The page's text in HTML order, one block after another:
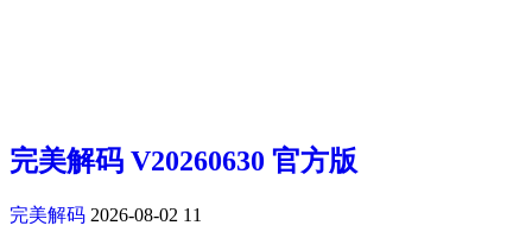
完美解码 V20260630 官方版
完美解码 2026-08-02 11